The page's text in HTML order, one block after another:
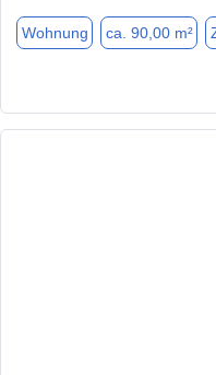
Wohnung ca. 90,00 m²